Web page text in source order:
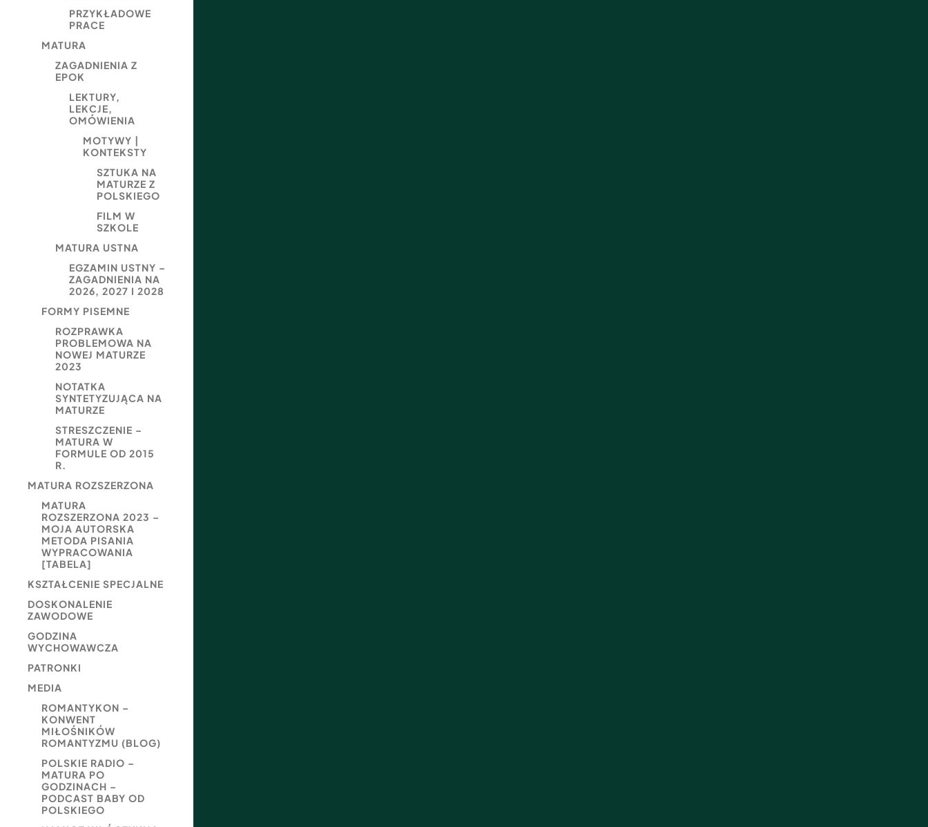
PRZYKŁADOWE
PRACE
MATURA
ZAGADNIENIA Z
EPOK
LEKTURY,
LEKCJE,
OMÓWIENIA
MOTYWY |
KONTEKSTY
SZTUKA NA
MATURZE Z
POLSKIEGO
FILM W
SZKOLE
MATURA USTNA
EGZAMIN USTNY –
ZAGADNIENIA NA
2026, 2027 I 2028
FORMY PISEMNE
ROZPRAWKA
PROBLEMOWA NA
NOWEJ MATURZE
2023
NOTATKA
SYNTETYZUJĄCA NA
MATURZE
STRESZCZENIE –
MATURA W
FORMULE OD 2015
R.
MATURA ROZSZERZONA
MATURA
ROZSZERZONA 2023 –
MOJA AUTORSKA
METODA PISANIA
WYPRACOWANIA
[TABELA]
KSZTAŁCENIE SPECJALNE
DOSKONALENIE
ZAWODOWE
GODZINA
WYCHOWAWCZA
PATRONKI
MEDIA
ROMANTYKON –
KONWENT
MIŁOŚNIKÓW
ROMANTYZMU (BLOG)
POLSKIE RADIO –
MATURA PO
GODZINACH –
PODCAST BABY OD
POLSKIEGO